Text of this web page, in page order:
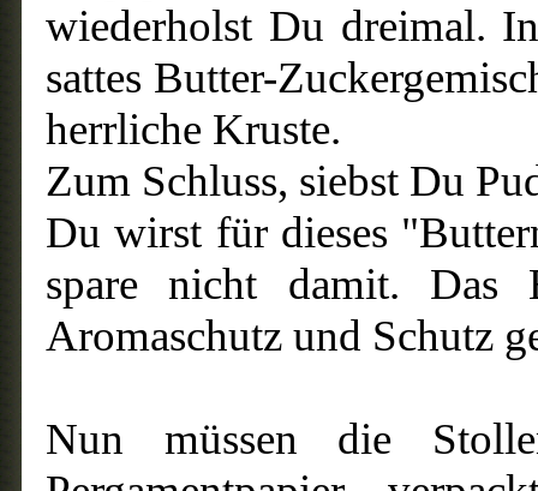
wiederholst Du dreimal.
sattes Butter-
herrliche Kruste.
Zum Schluss, siebst Du
Du wirst für dieses
spare nicht damit. Das
Aromaschutz und Schutz
Nun müssen die